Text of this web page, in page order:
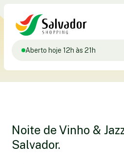
Aberto hoje 12h às 21h
Noite de Vinho &
Salvador.